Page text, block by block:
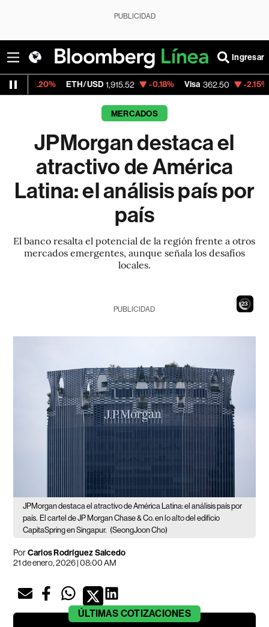
PUBLICIDAD
Ingresar
ETH/USD 1,915.52 -0.18% Visa 362.50 -2.15%
MERCADOS
JPMorgan destaca el
atractivo de América
Latina: el análisis país por
país
El banco resalta el potencial de la región frente a otros
mercados emergentes, aunque señala los desafíos
locales.
21
PUBLICIDAD
JPMorgan destaca el atractivo de América Latina: el análisis país por
país. El cartel de JP Morgan Chase & Co. en lo alto del edificio
CapitaSpring en Singapur. (SeongJoon Cho)
PorCarlos Rodríguez Salcedo
21 de enero, 2026 | 08:00 AM
ÚLTIMAS COTIZACIONES